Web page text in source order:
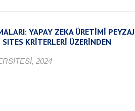
YAPAY ZEKA ÜRETİMİ PEYZAJ
KRİTERLERİ ÜZERİNDEN
2024